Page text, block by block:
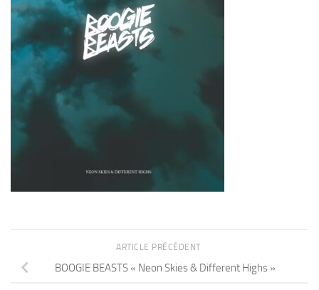
ARTICLE PRÉCÉDENT
BOOGIE BEASTS « Neon Skies & Different Highs »